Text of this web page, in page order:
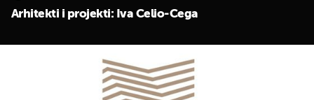
Arhitekti i projekti: Iva Celio-Cega